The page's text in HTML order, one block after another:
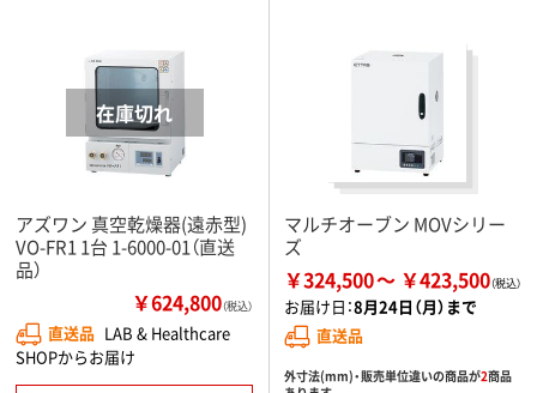
アズワン 真空乾燥器(遠赤型)
VO-FR1 1台 1-6000-01（直送
品）
￥624,800（税込）
直送品 LAB & Healthcare
SHOPからお届け
マルチオーブン MOVシリー
ズ
￥324,500 ￥423,500
お届け日：8月24日（月）まで
直送品
外寸法(mm)・販売単位違いの商品が2商品